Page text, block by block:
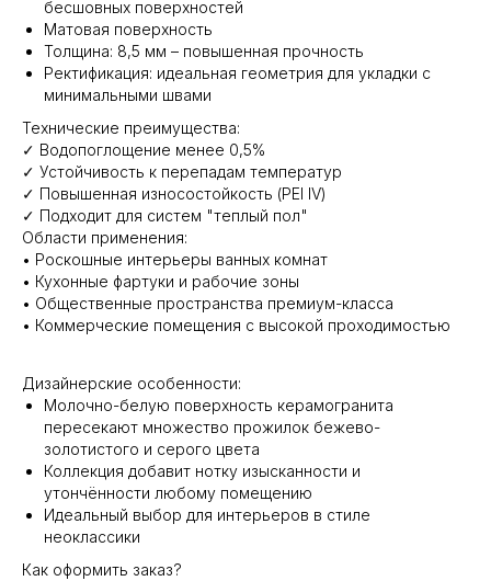
бесшовных поверхностей
Матовая поверхность
Толщина: 8,5 мм – повышенная прочность
Ректификация: идеальная геометрия для укладки с
минимальными швами
Технические преимущества:
✓ Водопоглощение менее 0,5%
✓ Устойчивость к перепадам температур
✓ Повышенная износостойкость (PEI IV)
✓ Подходит для систем "теплый пол"
Области применения:
• Роскошные интерьеры ванных комнат
• Кухонные фартуки и рабочие зоны
• Общественные пространства премиум-класса
• Коммерческие помещения с высокой проходимостью
Дизайнерские особенности:
Молочно-белую поверхность керамогранита
пересекают множество прожилок бежево-
золотистого и серого цвета
Коллекция добавит нотку изысканности и
утончённости любому помещению
Идеальный выбор для интерьеров в стиле
неоклассики
Как оформить заказ?